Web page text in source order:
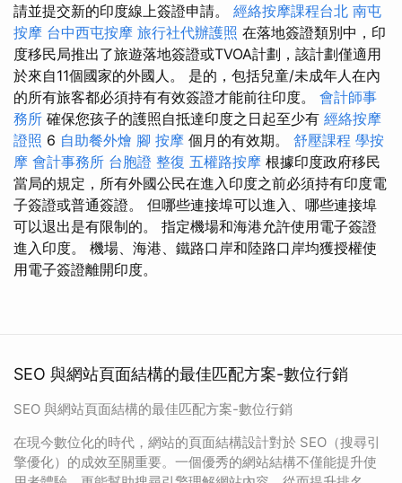
請並提交新的印度線上簽證申請。 經絡按摩課程台北 南屯
按摩 台中西屯按摩 旅行社代辦護照 在落地簽證類別中，印
度移民局推出了旅遊落地簽證或TVOA計劃，該計劃僅適用
於來自11個國家的外國人。 是的，包括兒童/未成年人在內
的所有旅客都必須持有有效簽證才能前往印度。 會計師事
務所 確保您孩子的護照自抵達印度之日起至少有 經絡按摩
證照 6 自助餐外燴 腳 按摩 個月的有效期。 舒壓課程 學按
摩 會計事務所 台胞證 整復 五權路按摩 根據印度政府移民
當局的規定，所有外國公民在進入印度之前必須持有印度電
子簽證或普通簽證。 但哪些連接埠可以進入、哪些連接埠
可以退出是有限制的。 指定機場和海港允許使用電子簽證
進入印度。 機場、海港、鐵路口岸和陸路口岸均獲授權使
用電子簽證離開印度。
SEO 與網站頁面結構的最佳匹配方案-數位行銷
SEO 與網站頁面結構的最佳匹配方案-數位行銷
在現今數位化的時代，網站的頁面結構設計對於 SEO（搜尋引
擎優化）的成效至關重要。一個優秀的網站結構不僅能提升使